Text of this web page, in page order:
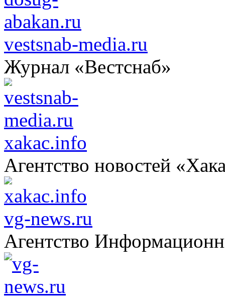
vestsnab-media.ru
Журнал «Вестснаб»
xakac.info
Агентство новостей
vg-news.ru
Агентство